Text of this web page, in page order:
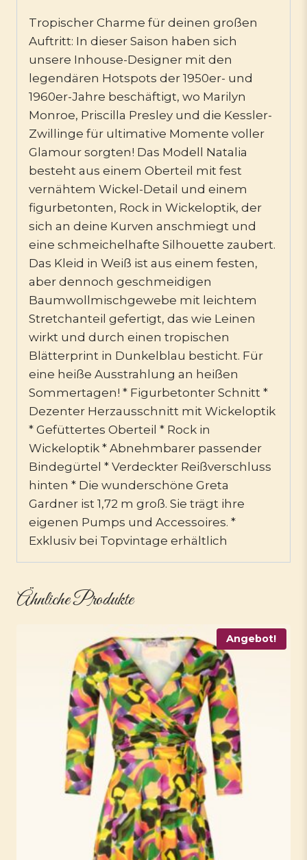
Tropischer Charme für deinen großen
Auftritt: In dieser Saison haben sich
unsere Inhouse-Designer mit den
legendären Hotspots der 1950er- und
1960er-Jahre beschäftigt, wo Marilyn
Monroe, Priscilla Presley und die Kessler-
Zwillinge für ultimative Momente voller
Glamour sorgten! Das Modell Natalia
besteht aus einem Oberteil mit fest
vernähtem Wickel-Detail und einem
figurbetonten, Rock in Wickeloptik, der
sich an deine Kurven anschmiegt und
eine schmeichelhafte Silhouette zaubert.
Das Kleid in Weiß ist aus einem festen,
aber dennoch geschmeidigen
Baumwollmischgewebe mit leichtem
Stretchanteil gefertigt, das wie Leinen
wirkt und durch einen tropischen
Blätterprint in Dunkelblau besticht. Für
eine heiße Ausstrahlung an heißen
Sommertagen! * Figurbetonter Schnitt *
Dezenter Herzausschnitt mit Wickeloptik
* Gefüttertes Oberteil * Rock in
Wickeloptik * Abnehmbarer passender
Bindegürtel * Verdeckter Reißverschluss
hinten * Die wunderschöne Greta
Gardner ist 1,72 m groß. Sie trägt ihre
eigenen Pumps und Accessoires. *
Exklusiv bei Topvintage erhältlich
Ähnliche Produkte
Angebot!